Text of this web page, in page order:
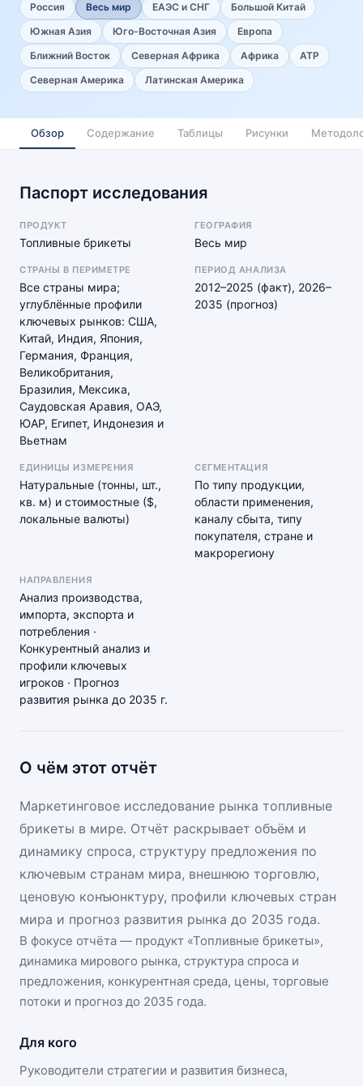
Россия Весь мир ЕАЭС и СНГ
Большой Китай
Южная Азия
Юго-Восточная Азия
Европа
Ближний Восток
Северная Африка Африка
АТР
Северная Америка
Латинская Америка
Обзор Содержание Таблицы Рисунки
Паспорт исследования
ПРОДУКТ
Топливные брикеты
ГЕОГРАФИЯ
Весь мир
СТРАНЫ В ПЕРИМЕТРЕ
Все страны мира;
углублённые профили
ключевых рынков: США,
Китай, Индия, Япония,
Германия, Франция,
Великобритания,
Бразилия, Мексика,
Саудовская Аравия, ОАЭ,
ЮАР, Египет, Индонезия и
Вьетнам
ПЕРИОД АНАЛИЗА
2012–2025 (факт), 2026–
2035 (прогноз)
ЕДИНИЦЫ ИЗМЕРЕНИЯ
Натуральные (тонны, шт.,
кв. м) и стоимостные ($,
локальные валюты)
СЕГМЕНТАЦИЯ
По типу продукции,
области применения,
каналу сбыта, типу
покупателя, стране и
макрорегиону
НАПРАВЛЕНИЯ
Анализ производства,
импорта, экспорта и
потребления ·
Конкурентный анализ и
профили ключевых
игроков · Прогноз
развития рынка до 2035 г.
О чём этот отчёт
Маркетинговое исследование рынка топливные
брикеты в мире. Отчёт раскрывает объём и
динамику спроса, структуру предложения по
ключевым странам мира, внешнюю торговлю,
ценовую конъюнктуру, профили ключевых стран
мира и прогноз развития рынка до 2035 года.
В фокусе отчёта — продукт «Топливные брикеты»,
динамика мирового рынка, структура спроса и
предложения, конкурентная среда, цены, торговые
потоки и прогноз до 2035 года.
Для кого
Руководители стратегии и развития бизнеса,